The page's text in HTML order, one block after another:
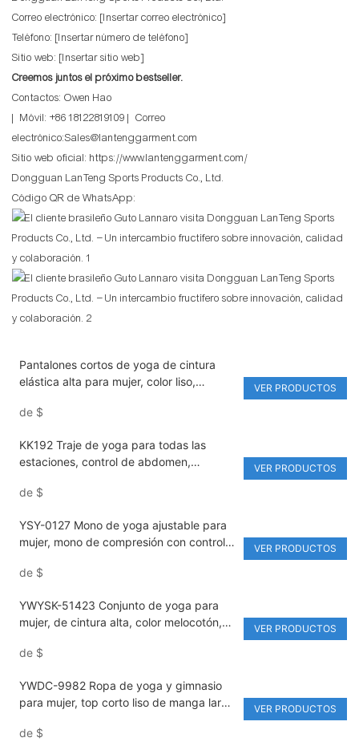
Correo electrónico: [Insertar correo electrónico]
Teléfono: [Insertar número de teléfono]
Sitio web: [Insertar sitio web]
Creemos juntos el próximo bestseller.
Contactos: Owen Hao
| Móvil: +86 18122819109 | Correo
electrónico:Sales@lantenggarment.com
Sitio web oficial: https://www.lantenggarment.com/
Dongguan LanTeng Sports Products Co., Ltd.
Código QR de WhatsApp:
Pantalones cortos de yoga de cintura
elástica alta para mujer, color liso,
del sudor, efecto push-up, levantamiento
ideales para gimnasio, correr y entrenar.
de $
VER PRODUCTOS
KK192 Traje de yoga para todas las
estaciones, control de abdomen,
con elasticidad en 4 direcciones
de $
VER PRODUCTOS
YSY-0127 Mono de yoga ajustable para
mujer, mono de compresión con control
nailon/spandex, sin mangas
de $
VER PRODUCTOS
YWYSK-51423 Conjunto de yoga para
mujer, de cintura alta, color melocotón,
cuello halter, transpirable y ecológico.
de $
VER PRODUCTOS
YWDC-9982 Ropa de yoga y gimnasio
para mujer, top corto liso de manga larga
cintura alta con cintura elástica y
de $
VER PRODUCTOS